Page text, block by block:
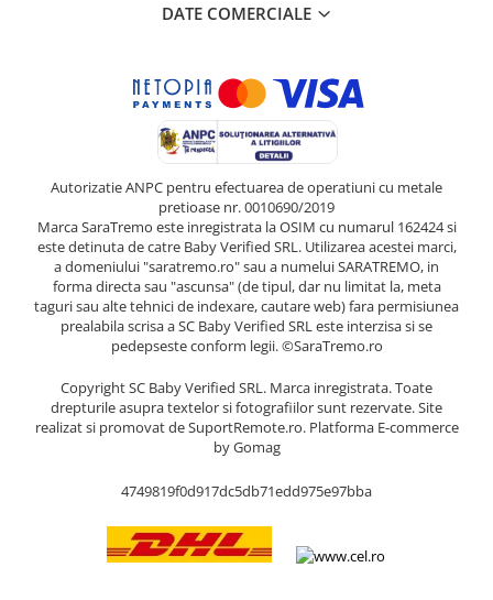
DATE COMERCIALE
Autorizatie ANPC pentru efectuarea de operatiuni cu metale
pretioase nr. 0010690/2019
Marca SaraTremo este inregistrata la OSIM cu numarul 162424 si
este detinuta de catre Baby Verified SRL. Utilizarea acestei marci,
a domeniului "saratremo.ro" sau a numelui SARATREMO, in
forma directa sau "ascunsa" (de tipul, dar nu limitat la, meta
taguri sau alte tehnici de indexare, cautare web) fara permisiunea
prealabila scrisa a SC Baby Verified SRL este interzisa si se
pedepseste conform legii. ©SaraTremo.ro
Copyright SC Baby Verified SRL. Marca inregistrata. Toate
drepturile asupra textelor si fotografiilor sunt rezervate. Site
realizat si promovat de SuportRemote.ro. Platforma E-commerce
by Gomag
4749819f0d917dc5db71edd975e97bba